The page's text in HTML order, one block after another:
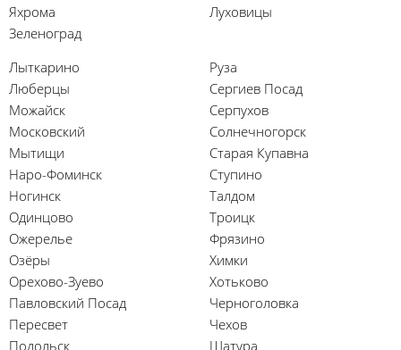
Яхрома
Зеленоград
Луховицы
Лыткарино
Люберцы
Можайск
Московский
Мытищи
Наро-Фоминск
Ногинск
Одинцово
Ожерелье
Озёры
Орехово-Зуево
Павловский Посад
Пересвет
Подольск
Руза
Сергиев Посад
Серпухов
Солнечногорск
Старая Купавна
Ступино
Талдом
Троицк
Фрязино
Химки
Хотьково
Черноголовка
Чехов
Шатура